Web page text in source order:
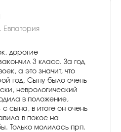
Евпатория
дорогие
3 класс. За год
а это значит, что
год. Сыну было очень
неврологический
в положение,
сына, в итоге он очень
в покое на
Только молилась прп.